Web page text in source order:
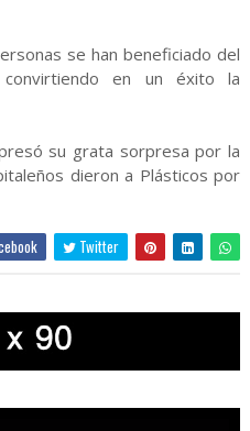
se han beneficiado del
en un éxito la
su grata sorpresa por la
dieron a Plásticos por
Twitter